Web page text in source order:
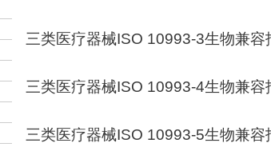
三类医疗器械ISO 10993-3生物兼容
三类医疗器械ISO 10993-4生物兼容
三类医疗器械ISO 10993-5生物兼容